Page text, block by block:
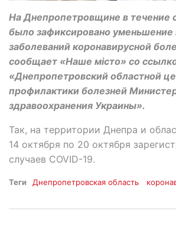
На Днепропетровщине в течение
было зафиксировано уменьшение
заболеваний коронавирусной
сообщает «Наше місто» со
«Днепропетровский областной
профилактики болезней
здравоохранения Украины».
Так, на территории Днепра и
14 октября по 20 октября
случаев COVID-19.
Теги Днепропетровская область